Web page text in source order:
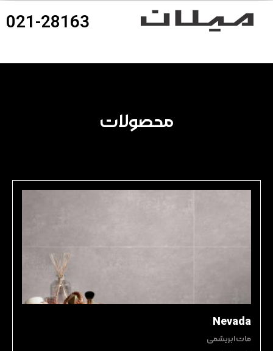
021-28163
محصولات
Nevada
مات ابریشمی